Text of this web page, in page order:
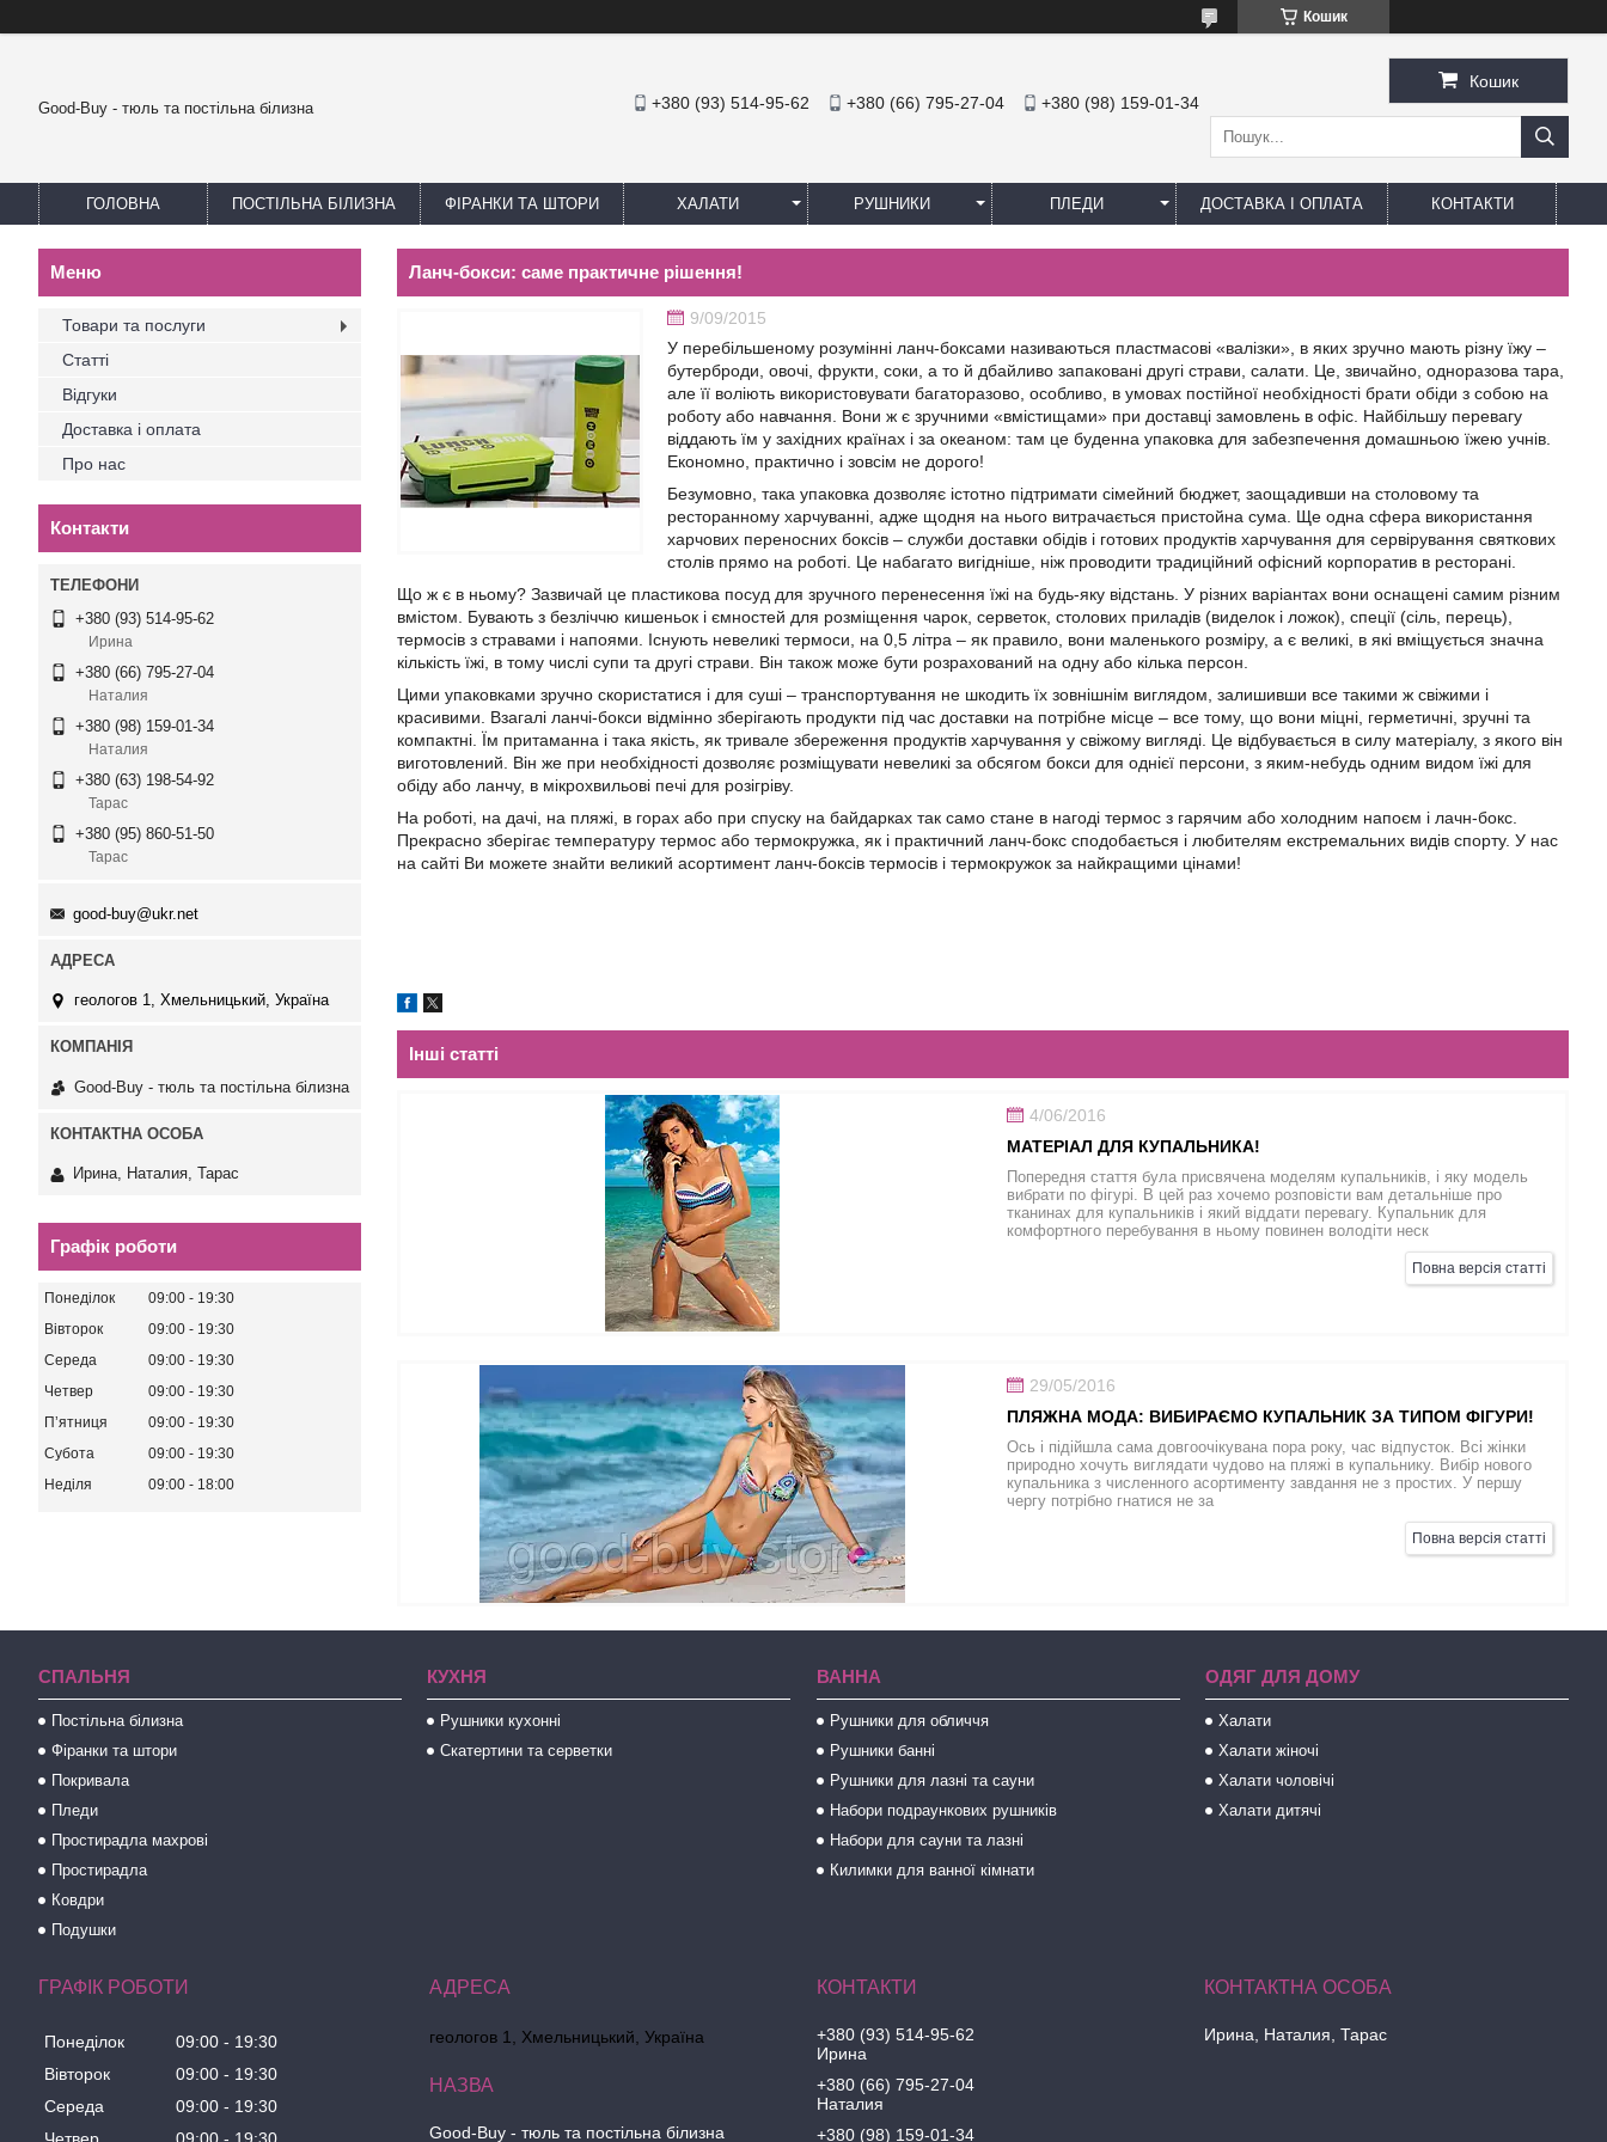
Кошик
Good-Buy - тюль та постільна білизна +380 (93) 514-95-62 +380 (66) 795-27-04 +380 (98) 159-01-34
Кошик
ГОЛОВНА ПОСТІЛЬНА БІЛИЗНА ФІРАНКИ ТА ШТОРИ ХАЛАТИ РУШНИКИ ПЛЕДИ ДОСТАВКА І ОПЛАТА КОНТАКТИ
Ланч-бокси: саме практичне рішення!
9/09/2015
У перебільшеному розумінні ланч-боксами називаються пластмасові «валізки», в яких зручно мають різну їжу –
бутерброди, овочі, фрукти, соки, а то й дбайливо запаковані другі страви, салати. Це, звичайно, одноразова тара,
але її воліють використовувати багаторазово, особливо, в умовах постійної необхідності брати обіди з собою на
роботу або навчання. Вони ж є зручними «вмістищами» при доставці замовлень в офіс. Найбільшу перевагу
віддають їм у західних країнах і за океаном: там це буденна упаковка для забезпечення домашньою їжею учнів.
Економно, практично і зовсім не дорого!
Безумовно, така упаковка дозволяє істотно підтримати сімейний бюджет, заощадивши на столовому та
ресторанному харчуванні, адже щодня на нього витрачається пристойна сума. Ще одна сфера використання
харчових переносних боксів – служби доставки обідів і готових продуктів харчування для сервірування святкових
столів прямо на роботі. Це набагато вигідніше, ніж проводити традиційний офісний корпоратив в ресторані.
Що ж є в ньому? Зазвичай це пластикова посуд для зручного перенесення їжі на будь-яку відстань. У різних варіантах вони оснащені самим різним
вмістом. Бувають з безліччю кишеньок і ємностей для розміщення чарок, серветок, столових приладів (виделок і ложок), спеції (сіль, перець),
термосів з стравами і напоями. Існують невеликі термоси, на 0,5 літра – як правило, вони маленького розміру, а є великі, в які вміщується значна
кількість їжі, в тому числі супи та другі страви. Він також може бути розрахований на одну або кілька персон.
Цими упаковками зручно скористатися і для суші – транспортування не шкодить їх зовнішнім виглядом, залишивши все такими ж свіжими і
красивими. Взагалі ланчі-бокси відмінно зберігають продукти під час доставки на потрібне місце – все тому, що вони міцні, герметичні, зручні та
компактні. Їм притаманна і така якість, як тривале збереження продуктів харчування у свіжому вигляді. Це відбувається в силу матеріалу, з якого він
виготовлений. Він же при необхідності дозволяє розміщувати невеликі за обсягом бокси для однієї персони, з яким-небудь одним видом їжі для
обіду або ланчу, в мікрохвильові печі для розігріву.
На роботі, на дачі, на пляжі, в горах або при спуску на байдарках так само стане в нагоді термос з гарячим або холодним напоєм і лачн-бокс.
Прекрасно зберігає температуру термос або термокружка, як і практичний ланч-бокс сподобається і любителям екстремальних видів спорту. У нас
на сайті Ви можете знайти великий асортимент ланч-боксів термосів і термокружок за найкращими цінами!
Інші статті
4/06/2016
МАТЕРІАЛ ДЛЯ КУПАЛЬНИКА!
Попередня стаття була присвячена моделям купальників, і яку модель
вибрати по фігурі. В цей раз хочемо розповісти вам детальніше про
тканинах для купальників і який віддати перевагу. Купальник для
комфортного перебування в ньому повинен володіти неск
Повна версія статті
29/05/2016
ПЛЯЖНА МОДА: ВИБИРАЄМО КУПАЛЬНИК ЗА ТИПОМ ФІГУРИ!
Ось і підійшла сама довгоочікувана пора року, час відпусток. Всі жінки
природно хочуть виглядати чудово на пляжі в купальнику. Вибір нового
купальника з численного асортименту завдання не з простих. У першу
чергу потрібно гнатися не за
Повна версія статті
Товари та послуги
Статті
Відгуки
Доставка і оплата
Про нас
Контакти
+380 (93) 514-95-62
Ирина
+380 (66) 795-27-04
Наталия
+380 (98) 159-01-34
Наталия
+380 (63) 198-54-92
Тарас
+380 (95) 860-51-50
Тарас
good-buy@ukr.net
геологов 1, Хмельницький, Україна
Good-Buy - тюль та постільна білизна
Ирина, Наталия, Тарас
Графік роботи
Понеділок 09:00
19:30
Вівторок
09:00
19:30
Середа
09:00
19:30
Четвер
09:00
19:30
Пʼятниця
09:00
19:30
Субота
09:00
19:30
Неділя
09:00 18:00
СПАЛЬНЯ
Постільна білизна
Фіранки та штори
Покривала
Пледи
Простирадла махрові
Простирадла
Ковдри
Подушки
КУХНЯ
Рушники кухонні
Скатертини та серветки
ВАННА
Рушники для обличчя
Рушники банні
Рушники для лазні та сауни
Набори подраункових рушників
Набори для сауни та лазні
Килимки для ванної кімнати
ОДЯГ ДЛЯ ДОМУ
Халати
Халати жіночі
Халати чоловічі
Халати дитячі
ГРАФІК РОБОТИ
Понеділок 09:00
19:30
Вівторок
09:00
19:30
Середа
09:00
19:30
геологов 1, Хмельницький, Україна
Good-Buy - тюль та постільна білизна
+380 (93) 514-95-62
Ирина
+380 (66) 795-27-04
Наталия
+380 (98) 159-01-34
Ирина, Наталия, Тарас